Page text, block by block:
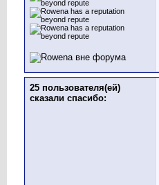
25 пользователя(ей)
сказали cпасибо: